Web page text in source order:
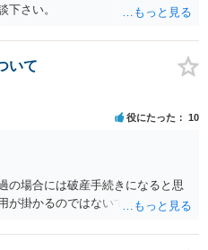
下さい。
いて
役にたった 10
の場合には破産手続きになると思
が掛かるのではないでしょうか。